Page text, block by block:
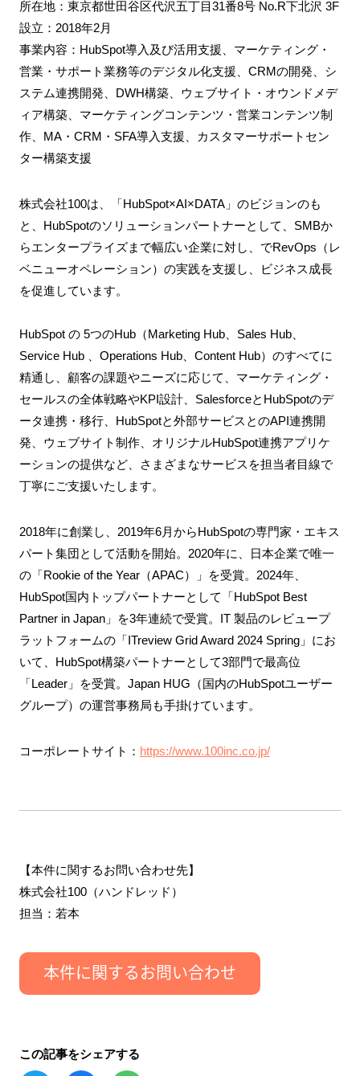
所在地：東京都世田谷区代沢五丁目31番8号 No.R下北沢 3F
設⽴：2018年2月
事業内容：HubSpot導入及び活用支援、マーケティング・
営業・サポート業務等のデジタル化支援、CRMの開発、シ
ステム連携開発、DWH構築、ウェブサイト・オウンドメデ
ィア構築、マーケティングコンテンツ・営業コンテンツ制
作、MA・CRM・SFA導入支援、カスタマーサポートセン
ター構築支援
株式会社100は、「HubSpot×AI×DATA」のビジョンのも
と、HubSpotのソリューションパートナーとして、SMBか
らエンタープライズまで幅広い企業に対し、でRevOps（レ
ベニューオペレーション）の実践を支援し、ビジネス成長
を促進しています。
HubSpot の 5つのHub（Marketing Hub、Sales Hub、
Service Hub 、Operations Hub、Content Hub）のすべてに
精通し、顧客の課題やニーズに応じて、マーケティング・
セールスの全体戦略やKPI設計、SalesforceとHubSpotのデ
ータ連携・移行、HubSpotと外部サービスとのAPI連携開
発、ウェブサイト制作、オリジナルHubSpot連携アプリケ
ーションの提供など、さまざまなサービスを担当者目線で
丁寧にご支援いたします。
2018年に創業し、2019年6月からHubSpotの専門家・エキス
パート集団として活動を開始。2020年に、日本企業で唯一
の「Rookie of the Year（APAC）」を受賞。2024年、
HubSpot国内トップパートナーとして「HubSpot Best
Partner in Japan」を3年連続で受賞。IT 製品のレビュープ
ラットフォームの「ITreview Grid Award 2024 Spring」にお
いて、HubSpot構築パートナーとして3部門で最高位
「Leader」を受賞。Japan HUG（国内のHubSpotユーザー
グループ）の運営事務局も手掛けています。
コーポレートサイト： https://www.100inc.co.jp/
【本件に関するお問い合わせ先】
株式会社100（ハンドレッド）
担当：若本
この記事をシェアする